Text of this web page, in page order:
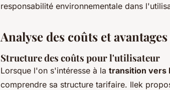
responsabilité environnementale dans
Analyse des coûts et
Structure des coûts pour l'utilisateur
Lorsque l'on s'intéresse à la transition vers
comprendre sa structure tarifaire. Ilek